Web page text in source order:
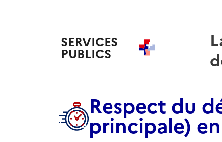
SERVICES
PUBLICS
Respect du
principale)